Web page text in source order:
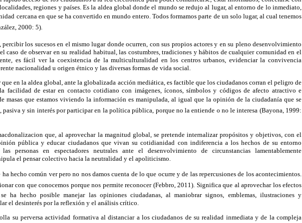
regiones y países. Es la aldea global donde el mundo se redujo al lugar, al entorno de lo inmediato,
cercana en que se ha convertido en mundo entero. Todos formamos parte de un solo lugar, al cual tenemos
2000: 5).
percibir los sucesos en el mismo lugar donde ocurren, con sus propios actores y en su pleno desenvolvimiento
caso de observar en su realidad habitual, las costumbres, tradiciones y hábitos de cualquier comunidad en el
es fácil ver la coexistencia de la multiculturalidad en los centros urbanos, evidenciar la convivencia
nacionalidad u origen étnico y las diversas formas de vida social.
que en la aldea global, ante la globalizada acción mediática, es factible que los ciudadanos corran el peligro de
facilidad de estar en contacto cotidiano con imágenes, íconos, símbolos y códigos de afecto atractivo e
masas que estamos viviendo la información es manipulada, al igual que la opinión de la ciudadanía que se
y sin interés por participar en la política pública, porque no la entiende o no le interesa (Bayona, 1999:
que, al aprovechar la magnitud global, se pretende internalizar propósitos y objetivos, con el
pública y educar ciudadanos que vivan su cotidianidad con indiferencia a los hechos de su entorno
personas en espectadores neutrales ante el desenvolvimiento de circunstancias lamentablemente
el pensar colectivo hacia la neutralidad y el apoliticismo.
ha hecho común ver pero no nos damos cuenta de lo que ocurre y de las repercusiones de los acontecimientos.
con que conocemos porque nos permite reconocer (Febbro, 2011). Significa que al aprovechar los efectos
ha hecho posible manejar las opiniones ciudadanas, al maniobrar signos, emblemas, ilustraciones y
el desinterés por la reflexión y el análisis crítico.
su perversa actividad formativa al distanciar a los ciudadanos de su realidad inmediata y de la compleja